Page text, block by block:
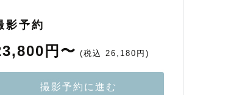
影予約
円〜 (税込 26,180円)
撮影予約に進む